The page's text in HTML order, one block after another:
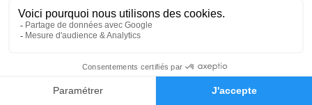
Faire-part Hommages
Cérémonie religieuse
Église Notre Dame du Bon Secours et de Saint
Louis de Le Verdon-sur-Mer